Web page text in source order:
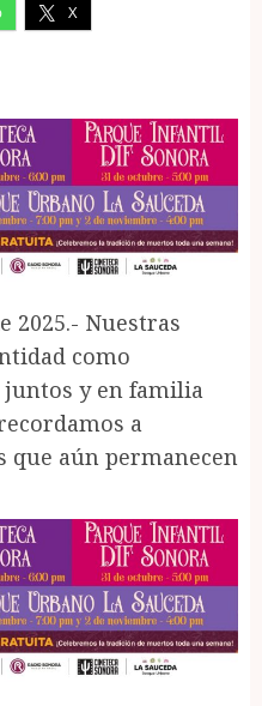
X
2025.- Nuestras
como
juntos y en familia
a
que aún permanecen